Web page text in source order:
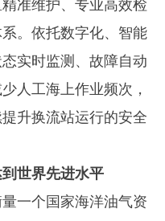
准维护、专业高效检
。依托数字化、智能
实时监测、故障自动
人工海上作业频次，
升换流站运行的安全
世界先进水平
一个国家海洋油气资